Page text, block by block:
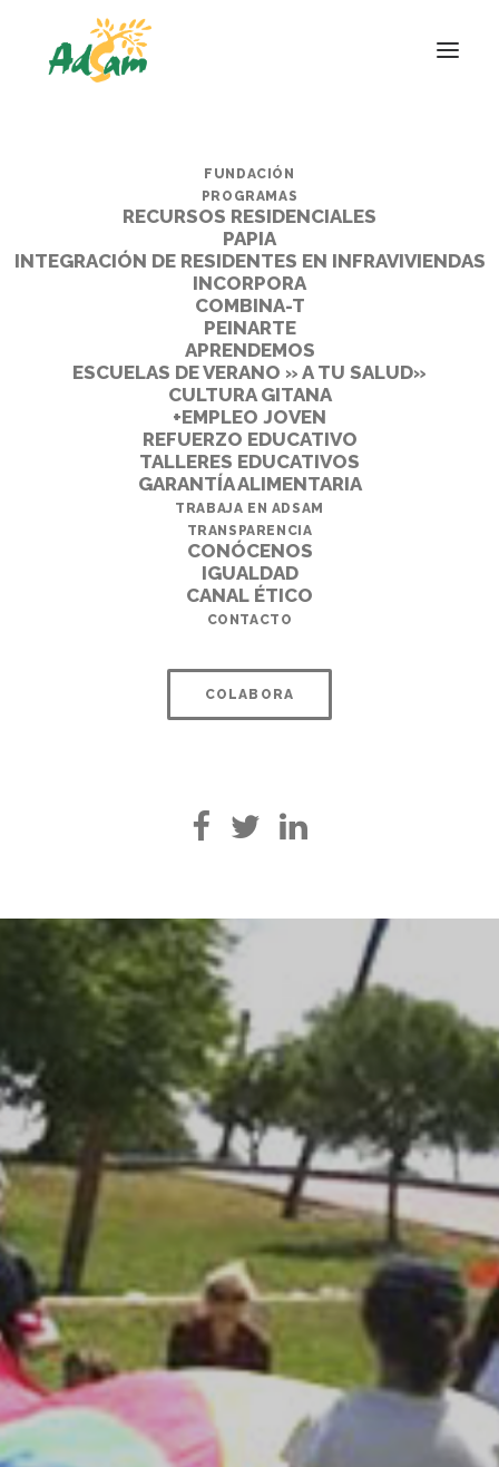
FUNDACIÓN
PROGRAMAS
RECURSOS RESIDENCIALES
PAPIA
INTEGRACIÓN DE RESIDENTES EN INFRAVIVIENDAS
INCORPORA
COMBINA-T
PEINARTE
APRENDEMOS
ESCUELAS DE VERANO » A TU SALUD»
CULTURA GITANA
+EMPLEO JOVEN
REFUERZO EDUCATIVO
TALLERES EDUCATIVOS
GARANTÍA ALIMENTARIA
TRABAJA EN ADSAM
TRANSPARENCIA
CONÓCENOS
IGUALDAD
CANAL ÉTICO
CONTACTO
COLABORA